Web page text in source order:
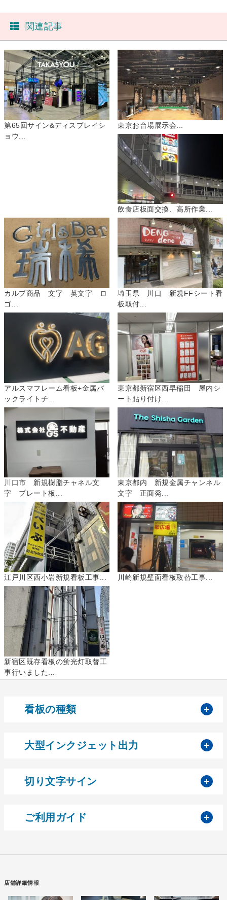
関連記事
第65回サイン&ディスプレイシ
ョウ...
東京お台場展示会...
飲食店板面交換、高所作業...
カルプ商品 文字 英文字 ロ
ゴ...
埼玉県 川口 新規FFシート看
板取付...
アルスマフレーム看板+金属バ
ックライトチ...
東京都新宿区西早稲田 屋内シ
ート貼り付け...
川口市 新規樹脂チャネル文
字 プレート板...
東京都内 新規金属チャンネル
文字 正面発...
江戸川区西小岩新規看板工事... 川崎新規壁面看板取替工事...
新宿区既存看板の蛍光灯取替工
事行いました...
看板の種類
大型インクジェット出力
切り文字サイン
ご利用ガイド
店舗詳細情報